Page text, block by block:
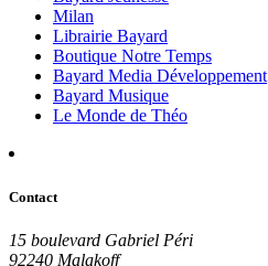
Milan
Librairie Bayard
Boutique Notre Temps
Bayard Media Développement
Bayard Musique
Le Monde de Théo
Contact
15 boulevard Gabriel Péri
92240 Malakoff